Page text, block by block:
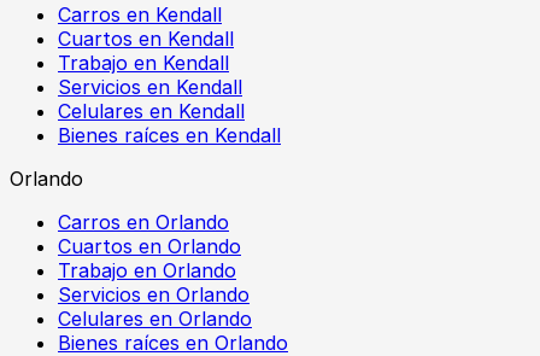
Carros en Kendall
Cuartos en Kendall
Trabajo en Kendall
Servicios en Kendall
Celulares en Kendall
Bienes raíces en Kendall
Orlando
Carros en Orlando
Cuartos en Orlando
Trabajo en Orlando
Servicios en Orlando
Celulares en Orlando
Bienes raíces en Orlando